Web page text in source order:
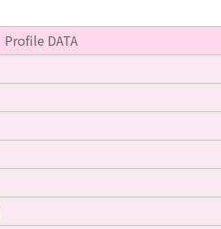
Profile DATA